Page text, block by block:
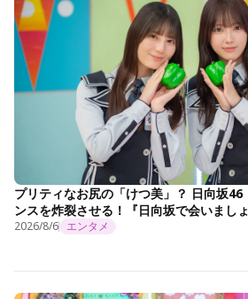
プリティなお尻の「けつ美」？ 日向坂
ンスを炸裂させる！『日向坂で会いまし
2026/8/6 エンタメ